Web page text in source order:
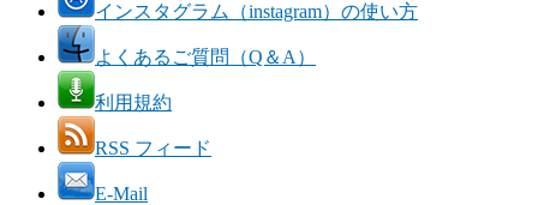
インスタグラム（instagram）の使い方
よくあるご質問（Q＆A）
利用規約
RSS フィード
E-Mail